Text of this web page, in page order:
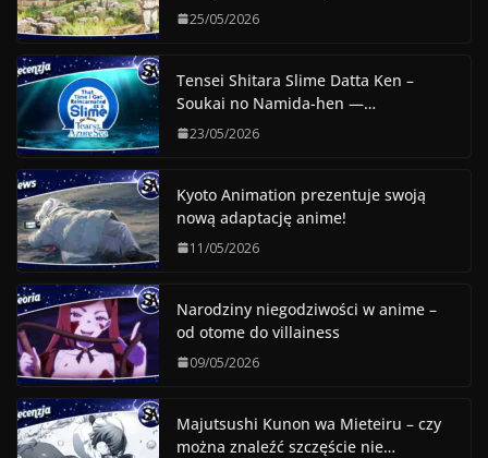
25/05/2026
Tensei Shitara Slime Datta Ken –
Soukai no Namida-hen —…
23/05/2026
Kyoto Animation prezentuje swoją
nową adaptację anime!
11/05/2026
Narodziny niegodziwości w anime –
od otome do villainess
09/05/2026
Majutsushi Kunon wa Mieteiru – czy
można znaleźć szczęście nie…